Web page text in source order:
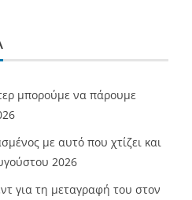
μπορούμε να πάρουμε
με αυτό που χτίζει και
2026
για τη μεταγραφή του στον